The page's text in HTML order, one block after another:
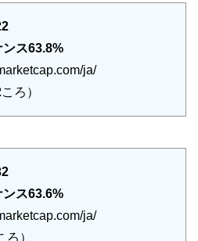
ンス63.8%
ja/
ころ）
ンス63.6%
ja/
ろ）